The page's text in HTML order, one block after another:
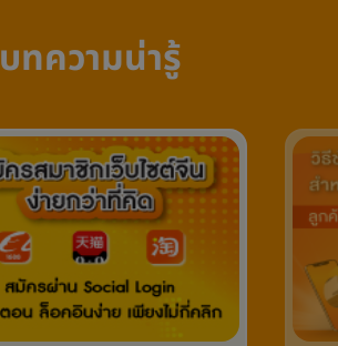
บทความน่ารู้